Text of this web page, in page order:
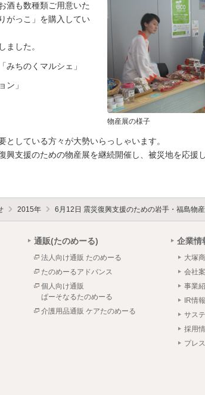
酒も数種類ご用意いた
がっこ」を購入してい
ました。
みちのくマルシェ」
ン」
物産展の様子
としている方々が大勢いらっしゃいます。
興支援のための物産展を継続開催し、被災地を応援
2015年 6月12日 震災復興支援のための岩手・福島物
通販(たのめーる)
法人向け通販 たのめーる
たのめーるアドバンス
個人向け通販
ぱーそなるたのめーる
介護用品通販 ケアたのめーる
企業情
大塚
会社
事業
IR情報
サス
採用
プレ